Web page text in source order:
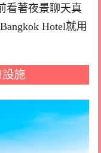
看著夜景聊天真
Hotel就用
設施